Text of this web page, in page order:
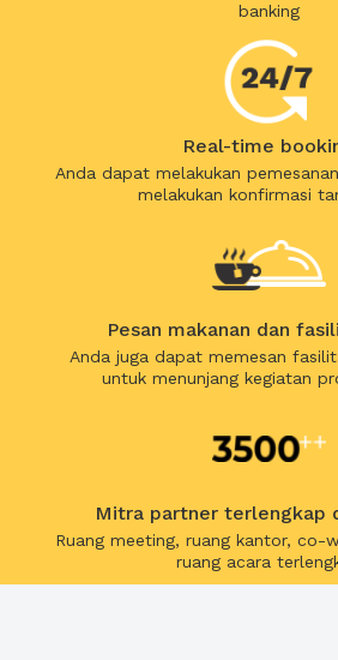
banking
Real-time
Anda dapat melakukan
melakukan konfirmasi
Pesan makanan dan
Anda juga dapat memesan
untuk menunjang kegiatan
Mitra partner terlengkap
Ruang meeting, ruang kantor, co-
ruang acara